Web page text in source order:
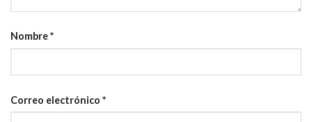
Nombre*
Correo electrónico *